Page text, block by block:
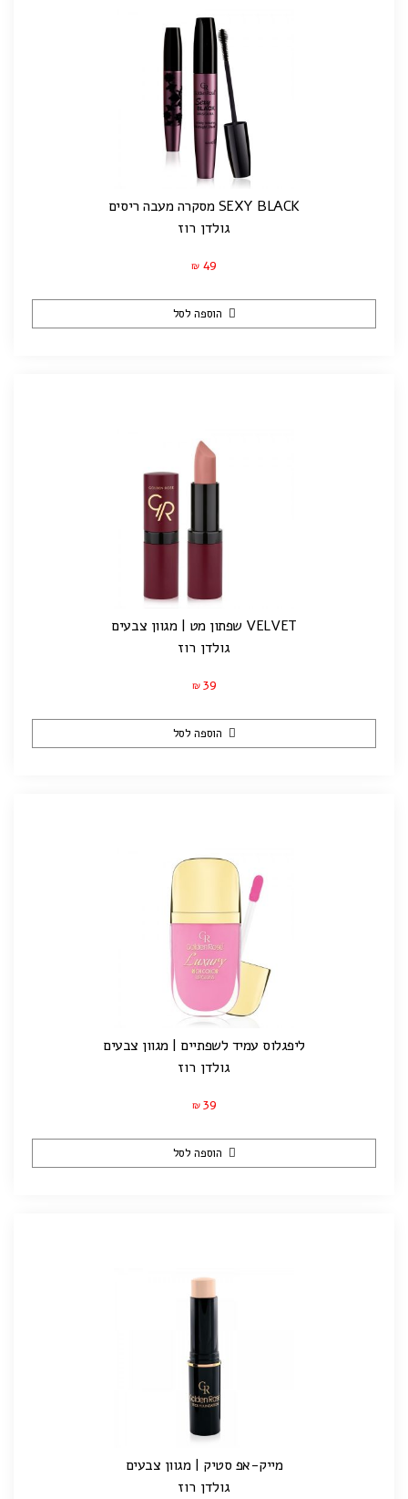
SEXY BLACK מסקרה מעבה ריסים
גולדן רוז
₪ 49
הוספה לסל
VELVET שפתון מט | מגוון צבעים
גולדן רוז
₪ 39
הוספה לסל
ליפגלוס עמיד לשפתיים | מגוון צבעים
גולדן רוז
₪ 39
הוספה לסל
מייק-אפ סטיק | מגוון צבעים
גולדן רוז